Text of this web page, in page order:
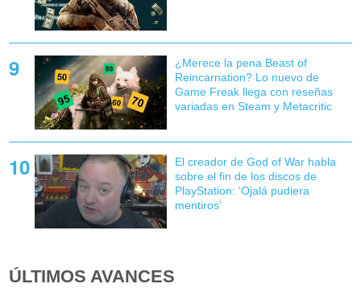
¿Merece la pena Beast of
Reincarnation? Lo nuevo de
Game Freak llega con reseñas
variadas en Steam y Metacritic
El creador de God of War habla
sobre el fin de los discos de
PlayStation: 'Ojalá pudiera
mentiros'
ÚLTIMOS AVANCES